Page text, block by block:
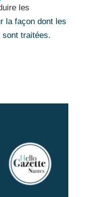
les
la façon dont les
sont traitées.